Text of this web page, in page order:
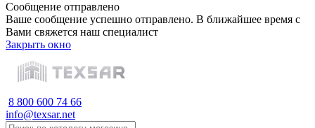
Сообщение отправлено
Ваше сообщение успешно отправлено. В ближайшее время с
Вами свяжется наш специалист
Закрыть окно
8 800 600 74 66
info@texsar.net